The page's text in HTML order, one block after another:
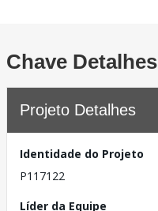
Chave Detalhes
Projeto Detalhes
Identidade do Projeto
P117122
Líder da Equipe